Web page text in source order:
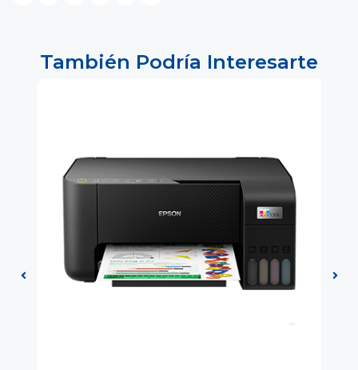
También Podría Interesarte